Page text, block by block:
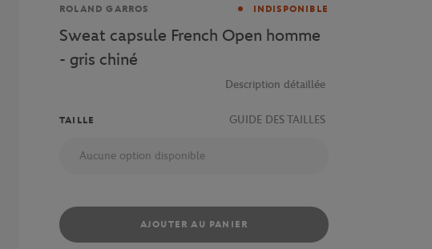
Marque
ROLAND GARROS INDISPONIBLE
Sweat capsule French Open homme
- gris chiné
Description détaillée
TAILLE GUIDE DES TAILLES
Aucune option disponible
AJOUTER AU PANIER